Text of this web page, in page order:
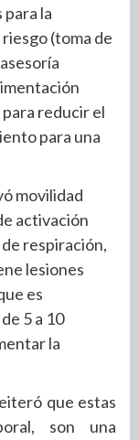
para la
(toma de
reducir el
para una
movilidad
activación
respiración,
lesiones
es
5 a 10
la
que estas
son una